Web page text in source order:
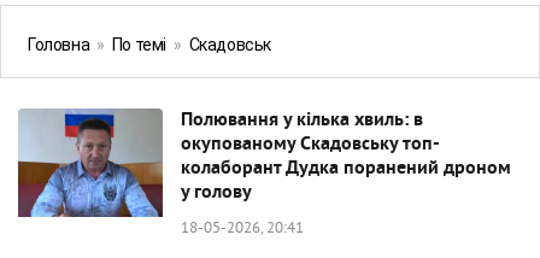
Головна » По темі » Скадовськ
Полювання у кілька хвиль: в
окупованому Скадовську топ-
колаборант Дудка поранений дроном
у голову
18-05-2026, 20:41